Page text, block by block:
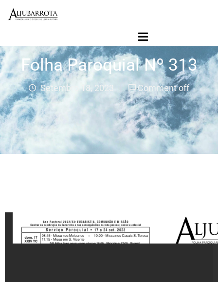
Paróquia
Ligações
Jornal Contacto SVD
Folha Paroquial Nº 313
Setembro 18, 2023 Comment off